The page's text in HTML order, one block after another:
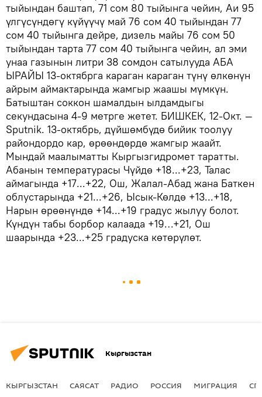
тыйындан баштап, 71 сом 80 тыйынга чейин, Аи 95
үлгүсүндөгү күйүүчү май 76 сом 40 тыйындан 77
сом 40 тыйынга дейре, дизель майы 76 сом 50
тыйындан тарта 77 сом 40 тыйынга чейин, ал эми
унаа газынын литри 38 сомдон сатылууда АБА
ЫРАЙЫ 13-октябрга караган караган түнү өлкөнүн
айрым аймактарында жамгыр жаашы мүмкүн.
Батыштан соккон шамалдын ылдамдыгы
секундасына 4-9 метрге жетет. БИШКЕК, 12-Окт. —
Sputnik. 13-октябрь, дүйшөмбүдө бийик тоолуу
райондордо кар, өрөөндөрдө жамгыр жаайт.
Мындай маалыматты Кыргызгидромет таратты.
Абанын температурасы Чүйдө +18...+23, Талас
аймагында +17...+22, Ош, Жалал-Абад жана Баткен
облустарында +21...+26, Ысык-Көлдө +13...+18,
Нарын өрөөнүндө +14...+19 градус жылуу болот.
Күндүн табы борбор калаада +19…+21, Ош
шаарында +23...+25 градуска көтөрүлөт.
Кыргызстан
КЫРГЫЗСТАН САЯСАТ РАДИО РОССИЯ МИГРАЦИЯ